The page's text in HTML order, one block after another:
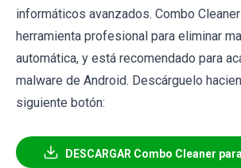
informáticos avanzados. Combo
herramienta profesional para eliminar
automática, y está recomendado para
malware de Android. Descárguelo
siguiente botón:
DESCARGAR Combo Cleaner